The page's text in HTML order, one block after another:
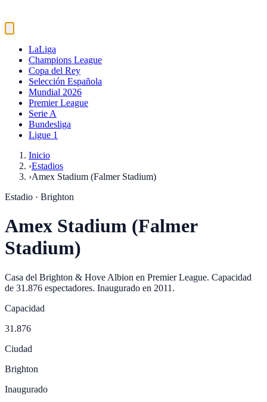
LaLiga
Champions League
Copa del Rey
Selección Española
Mundial 2026
Premier League
Serie A
Bundesliga
Ligue 1
Inicio
›Estadios
›Amex Stadium (Falmer Stadium)
Estadio · Brighton
Amex Stadium (Falmer
Stadium)
Casa del Brighton & Hove Albion en Premier League. Capacidad
de 31.876 espectadores. Inaugurado en 2011 .
Capacidad
31.876
Ciudad
Brighton
Inaugurado